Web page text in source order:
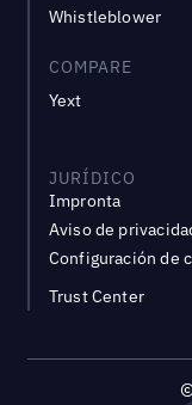
Whistleblower
COMPARE
Yext
JURÍDICO
Impronta
Aviso de
Configuración de
Trust Center